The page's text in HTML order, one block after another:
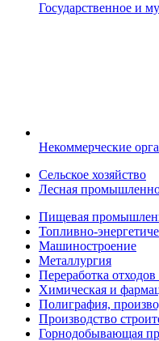
Государственное и
Некоммерческие
Сельское хозяйство
Лесная
Пищевая
Топливно-
Машиностроение
Металлургия
Переработка
Химическая и
Полиграфия,
Производство
Горнодобывающая